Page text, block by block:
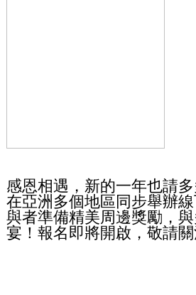
感恩相遇，新的一年也請
在亞洲多個地區同步舉辦
與者準備精美周邊獎勵，
宴！報名即將開啟，敬請